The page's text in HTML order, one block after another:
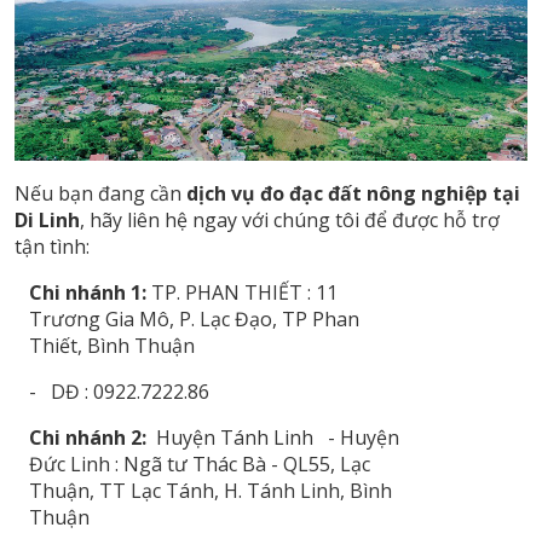
Nếu bạn đang cần dịch vụ đo đạc đất nông nghiệp tại
Di Linh, hãy liên hệ ngay với chúng tôi để được hỗ trợ
tận tình:
Chi nhánh 1: TP. PHAN THIẾT : 11
Trương Gia Mô, P. Lạc Đạo, TP Phan
Thiết, Bình Thuận
- DĐ : 0922.7222.86
Chi nhánh 2: Huyện Tánh Linh - Huyện
Đức Linh : Ngã tư Thác Bà - QL55, Lạc
Thuận, TT Lạc Tánh, H. Tánh Linh, Bình
Thuận